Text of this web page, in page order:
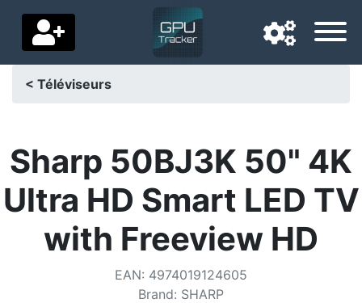
Pays de livraison
Accueil
Baisses de prix
Paramètres
< Téléviseurs
Sharp 50BJ3K 50" 4K
Ultra HD Smart LED TV
with Freeview HD
EAN: 4974019124605
Brand: SHARP